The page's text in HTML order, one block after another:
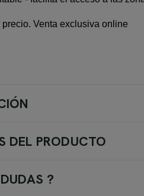
Venta exclusiva online
DEL PRODUCTO
?